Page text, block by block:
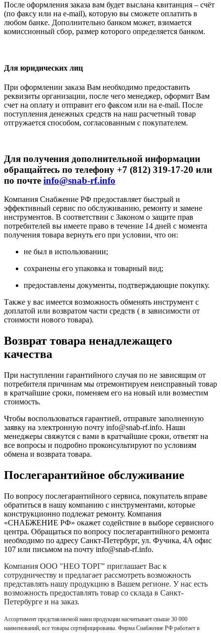
После оформления заказа вам будет выслана квитанция – счёт
(по факсу или на e-mail), которую вы сможете оплатить в
любом банке. Дополнительно банком может, взимается
комиссионный сбор, размер которого определяется банком.
Для юридических лиц
При оформлении заказа Вам необходимо предоставить
реквизиты организации, после чего менеджер, оформит Вам
счет на оплату и отправит его факсом или на e-mail. После
поступления денежных средств на наш расчетный товар
отгружается способом, согласованным с покупателем.
Для получения дополнительной информации
обращайтесь по телефону +7 (812) 319-17-20 или
по почте info@snab-rf.info
Компания Снабжение РФ предоставляет быстрый и
эффективный сервис по обслуживанию, ремонту и замене
инструментов. В соответствии с Законом о защите прав
потребителей вы имеете право в течение 14 дней с момента
получения товара вернуть его при условии, что он:
не был в использовании;
сохранены его упаковка и товарный вид;
предоставлены документы, подтверждающие покупку.
Также у вас имеется возможность обменять инструмент с
доплатой или возвратом части средств ( в зависимости от
стоимости нового товара).
Возврат товара ненадлежащего
качества
При наступлении гарантийного случая по не зависящим от
потребителя причинам мы отремонтируем неисправный товар
в кратчайшие сроки, поменяем его на новый или возместим
стоимость.
Чтобы воспользоваться гарантией, отправьте заполненную
заявку на электронную почту info@snab-rf.info. Наши
менеджеры свяжутся с вами в кратчайшие сроки, ответят на
все вопросы и подробно проконсультируют по условиям
обмена и возврата товара.
Послегарантийное обслуживание
По вопросу послегарантийного сервиса, покупатель вправе
обратиться в нашу компанию с инструментами, которые
конструкционно подлежат ремонту. Компания
«СНАБЖЕНИЕ РФ» окажет содействие в выборе сервисного
центра. Обращаться по вопросу послегарантийного ремонта
необходимо по адресу Санкт-Петербург, ул. Фучика, 4А офис
107 или письмом на почту info@snab-rf.info.
Компания ООО "НЕО ТОРГ" приглашает Вас к
сотрудничеству и предлагает рассмотреть возможность
представлять нашу продукцию в Вашем регионе. У нас есть
возможность предоставлять товар со склада в Санкт-
Петербурге и на заказ.
Ассортимент представляемой нами продукции насчитывает свыше 30 000
наименований, все товары сертифицированы. Фирма Снабжение РФ работает в